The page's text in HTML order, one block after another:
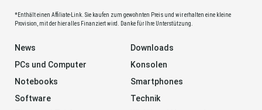
*Enthält einen Affiliate-Link. Sie kaufen zum gewohnten Preis und wir erhalten eine kleine
Provision, mit der hier alles Finanziert wird. Danke für Ihre Unterstützung.
News
Downloads
PCs und Computer
Konsolen
Notebooks
Smartphones
Software
Technik